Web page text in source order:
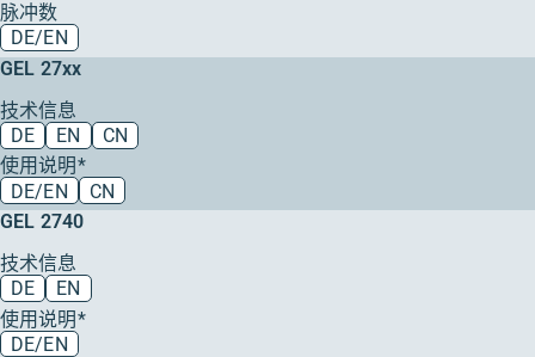
脉冲数
DE/EN
GEL 27xx
技术信息
DE
EN
CN
使用说明*
DE/EN
CN
GEL 2740
技术信息
DE
EN
使用说明*
DE/EN